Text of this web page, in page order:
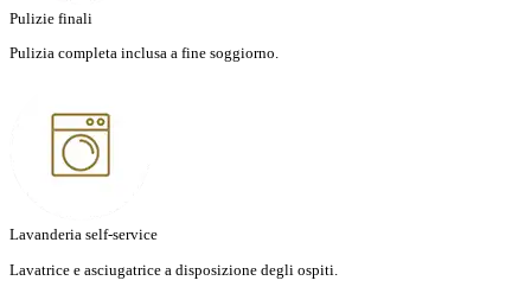
Pulizie finali
Pulizia completa inclusa a fine soggiorno.
Lavanderia self-service
Lavatrice e asciugatrice a disposizione degli ospiti.